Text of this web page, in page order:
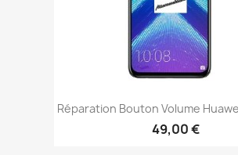
Réparation Bouton Volume
49,00 €